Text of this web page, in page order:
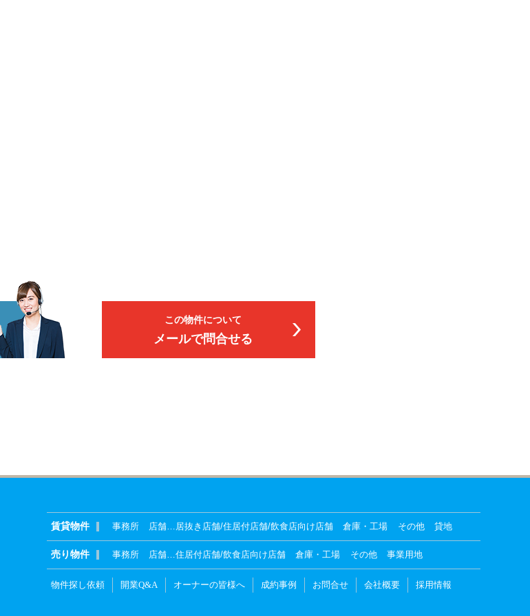
この物件について
メールで問合せる
賃貸物件 事務所 店舗…居抜き店舗/住居付店舗/飲食店向け店舗 倉庫・工場 その他 貸地
売り物件 事務所 店舗…住居付店舗/飲食店向け店舗 倉庫・工場 その他 事業用地
物件探し依頼 開業Q&A オーナーの皆様へ 成約事例 お問合せ 会社概要 採用情報